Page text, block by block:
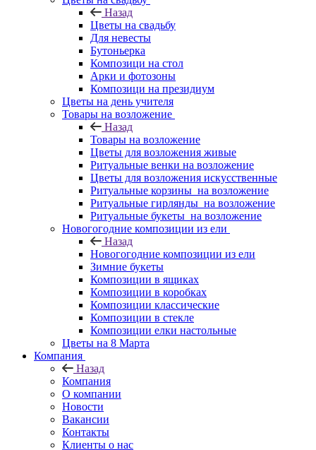
Назад
Цветы на свадьбу
Для невесты
Бутоньерка
Композици на стол
Арки и фотозоны
Композици на президиум
Цветы на день учителя
Товары на возложение
Назад
Товары на возложение
Цветы для возложения живые
Ритуальные венки на возложение
Цветы для возложения искусственные
Ритуальные корзины на возложение
Ритуальные гирлянды на возложение
Ритуальные букеты на возложение
Новогогодние композиции из ели
Назад
Новогогодние композиции из ели
Зимние букеты
Композиции в ящиках
Композиции в коробках
Композиции классические
Композиции в стекле
Композиции елки настольные
Цветы на 8 Марта
Компания
Назад
Компания
О компании
Новости
Вакансии
Контакты
Клиенты о нас